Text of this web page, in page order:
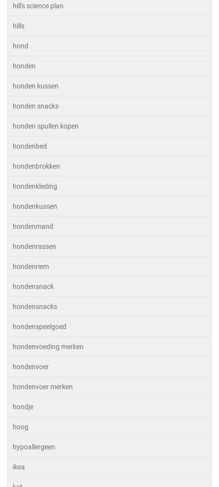
hill's science plan
hills
hond
honden
honden kussen
honden snacks
honden spullen kopen
hondenbed
hondenbrokken
hondenkleding
hondenkussen
hondenmand
hondenrassen
hondenriem
hondensnack
hondensnacks
hondenspeelgoed
hondenvoeding merken
hondenvoer
hondenvoer merken
hondje
hoog
hypoallergeen
ikea